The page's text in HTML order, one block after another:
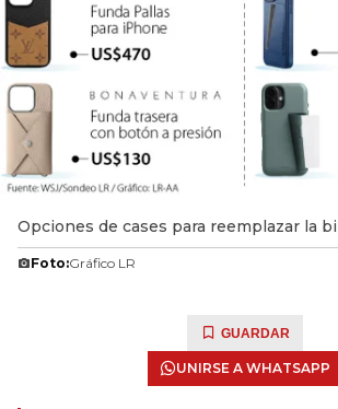
Opciones de cases para reemplazar la
Foto:Gráfico LR
GUARDAR
UNIRSE A WHATSAPP